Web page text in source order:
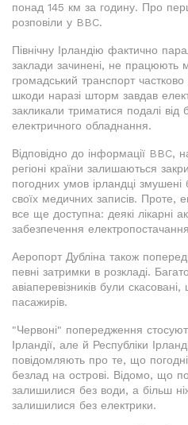
понад 145 км за годину. Про
розповіли у BBC.
Північну Ірландію фактично
заклади зачинені, не працюють
громадський транспорт
шкоди наразі шторм завдав
закликали триматися подалі
електричного обладнання.
Відповідно до інформації BBC,
регіоні країни залишаються
погодних умов ірландці змушені
своїх медичних записів. Проте,
все ще доступна: деякі лікарні
забезпечення
Аеропорт Дубліна також
певні затримки в розкладі.
авіаперевізників були
пасажирів.
"Червоні" попередження
Ірландії, але й Республіки
повідомляють про те, що
безлад на острові. Відомо, що
залишилися без води, а більш
залишилися без електрики.